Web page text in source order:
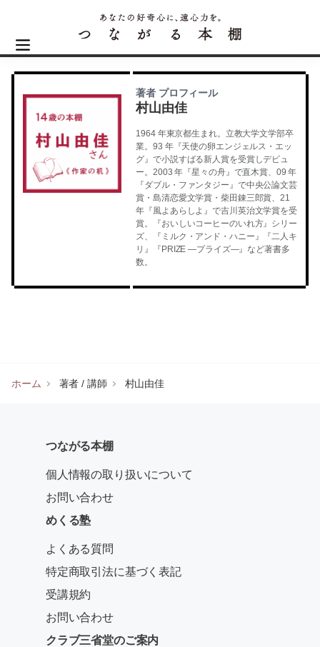
著者 プロフィール
村山由佳
1964 年東京都生まれ。立教大学文学部卒
業。93 年『天使の卵エンジェルス・エッ
グ』で小説すばる新人賞を受賞しデビュ
ー。2003 年『星々の舟』で直木賞、09 年
『ダブル・ファンタジー』で中央公論文芸
賞・島清恋愛文学賞・柴田錬三郎賞、21
年『風よあらしよ』で吉川英治文学賞を受
賞。『おいしいコーヒーのいれ方』シリー
ズ、『ミルク・アンド・ハニー』『二人キ
リ』『PRIZE ―プライズ―』など著書多
数。
ホーム 著者 / 講師 村山由佳
つながる本棚
個人情報の取り扱いについて
お問い合わせ
めくる塾
よくある質問
特定商取引法に基づく表記
受講規約
お問い合わせ
クラブ三省堂のご案内